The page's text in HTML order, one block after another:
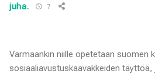
juha. 7
Varmaankin niille opetetaan suomen
sosiaaliavustuskaavakkeiden